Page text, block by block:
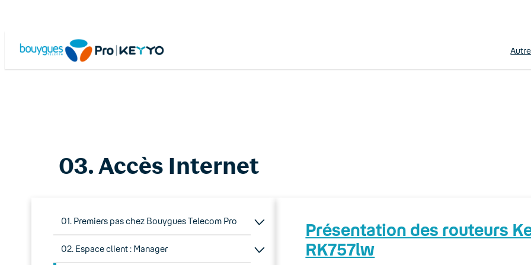
Autre
03. Accès Internet
01. Premiers pas chez Bouygues Telecom Pro
02. Espace client : Manager
Présentation des routeurs
RK757lw